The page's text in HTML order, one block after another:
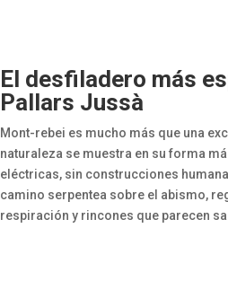
El desfiladero más
Pallars Jussà
Mont-rebei es mucho más que una
naturaleza se muestra en su forma
eléctricas, sin construcciones
camino serpentea sobre el abismo,
respiración y rincones que parecen